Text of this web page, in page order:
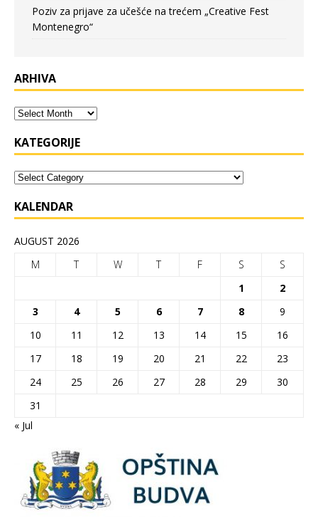
Poziv za prijave za učešće na trećem „Creative Fest
Montenegro“
ARHIVA
KATEGORIJE
KALENDAR
AUGUST 2026
M
T W T F S
S
1
2
3
4 5 6 7 8
9
10
11 12 13 14 15
16
17
18 19 20 21 22
23
24
25 26 27 28 29
30
31
« Jul